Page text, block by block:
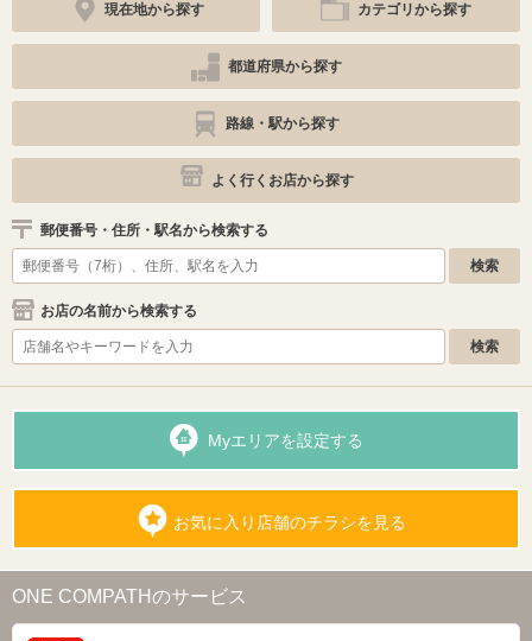
現在地から探す カテゴリから探す
都道府県から探す
路線・駅から探す
よく行くお店から探す
郵便番号・住所・駅名から検索する
お店の名前から検索する
Myエリアを設定する
お気に入り店舗のチラシを見る
ONE COMPATHのサービス